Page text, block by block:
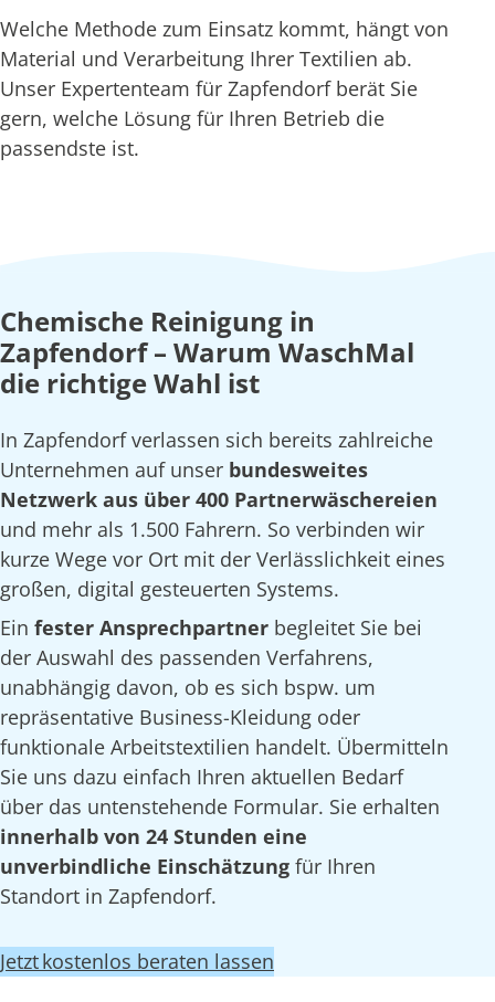
Welche Methode zum Einsatz kommt, hängt von
Material und Verarbeitung Ihrer Textilien ab.
Unser Expertenteam für Zapfendorf berät Sie
gern, welche Lösung für Ihren Betrieb die
passendste ist.
Chemische Reinigung in
Zapfendorf – Warum WaschMal
die richtige Wahl ist
In Zapfendorf verlassen sich bereits zahlreiche
Unternehmen auf unser bundesweites
Netzwerk aus über 400 Partnerwäschereien
und mehr als 1.500 Fahrern. So verbinden wir
kurze Wege vor Ort mit der Verlässlichkeit eines
großen, digital gesteuerten Systems.
Ein fester Ansprechpartner begleitet Sie bei
der Auswahl des passenden Verfahrens,
unabhängig davon, ob es sich bspw. um
repräsentative Business-Kleidung oder
funktionale Arbeitstextilien handelt. Übermitteln
Sie uns dazu einfach Ihren aktuellen Bedarf
über das untenstehende Formular. Sie erhalten
innerhalb von 24 Stunden eine
unverbindliche Einschätzung für Ihren
Standort in Zapfendorf.
Jetzt kostenlos beraten lassen